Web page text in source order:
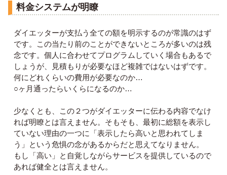
料金システムが明瞭
ダイエッターが支払う全ての額を明示するのが常識のはず
です。この当たり前のことができないところが多いのは残
念です。個人に合わせてプログラムしていく場合もあるで
しょうが、見積もりが必要なほど複雑ではないはずです。
何にどれくらいの費用が必要なのか…
○ヶ月通ったらいくらになるのか…
少なくとも、この２つがダイエッターに伝わる内容でなけ
れば明瞭とは言えません。そもそも、最初に総額を表示し
ていない理由の一つに「表示したら高いと思われてしま
う」という危惧の念があるからだと思えてなりません。
もし「高い」と自覚しながらサービスを提供しているので
あれば健全とは言えません。